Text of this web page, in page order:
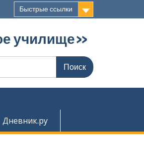
Быстрые ссылки
училище»
Дневник.ру